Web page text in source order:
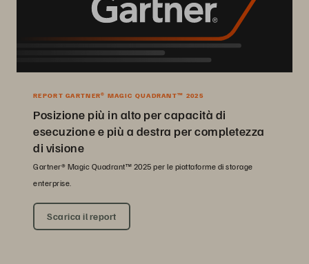
REPORT GARTNER® MAGIC QUADRANT™ 2025
Posizione più in alto per capacità di
esecuzione e più a destra per completezza
di visione
Gartner® Magic Quadrant™ 2025 per le piattaforme di storage
enterprise.
Scarica il report